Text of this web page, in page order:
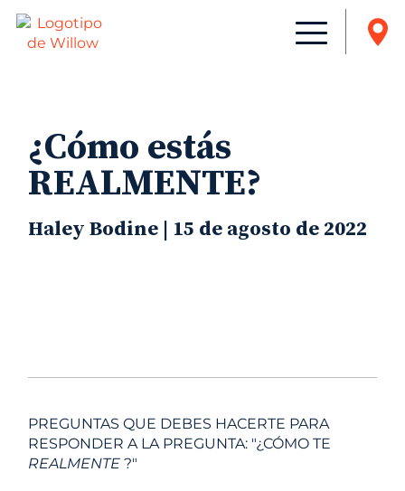
¿Cómo estás
REALMENTE?
Haley Bodine | 15 de agosto de 2022
PREGUNTAS QUE DEBES HACERTE PARA
RESPONDER A LA PREGUNTA: "¿CÓMO TE
REALMENTE ?"